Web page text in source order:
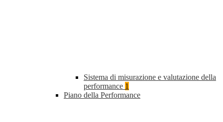
Sistema di misurazione e valutazione della
performance 1
Piano della Performance